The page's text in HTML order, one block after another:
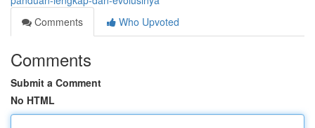
Comments
Who Upvoted
Comments
Submit a Comment
No HTML